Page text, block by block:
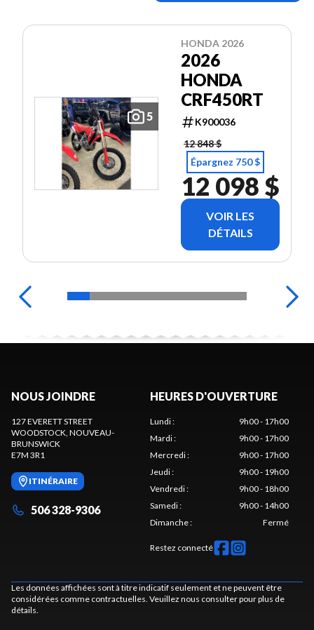
5
HONDA 2026
2026
HONDA
CRF450RT
K900036
12 848 $
Épargnez 750 $
12 098 $
VOIR LES
DÉTAILS
NOUS JOINDRE
127 EVERETT STREET
WOODSTOCK, NOUVEAU-
BRUNSWICK
E7M 3R1
ITINÉRAIRE
506 328-9306
HEURES D'OUVERTURE
Lundi:
9h00 - 17h00
Mardi:
9h00 - 17h00
Mercredi:
9h00 - 17h00
Jeudi:
9h00 - 19h00
Vendredi:
9h00 - 18h00
Samedi:
9h00 - 14h00
Dimanche: Fermé
Restez connecté
Les données affichées sont à titre indicatif seulement et ne peuvent être
considérées comme contractuelles. Veuillez nous consulter pour plus de
détails.